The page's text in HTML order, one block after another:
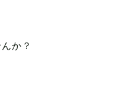
か？